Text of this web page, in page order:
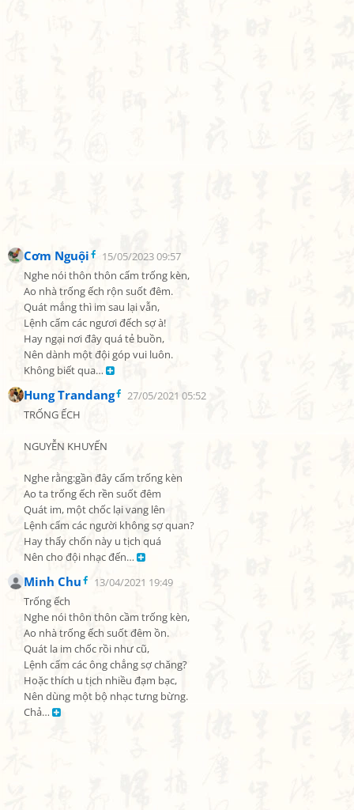
Cơm Nguội
15/05/2023 09:57
Nghe nói thôn thôn cấm trống kèn,
Ao nhà trống ếch rộn suốt đêm.
Quát mắng thì im sau lại vẫn,
Lệnh cấm các ngươi đếch sợ à!
Hay ngại nơi đây quá tẻ buồn,
Nên dành một đội góp vui luôn.
Không biết qua…
Hung Trandang
27/05/2021 05:52
TRỐNG ẾCH
NGUYỄN KHUYẾN
Nghe rằng:gần đây cấm trống kèn
Ao ta trống ếch rền suốt đêm
Quát im, một chốc lại vang lên
Lệnh cấm các người không sợ quan?
Hay thấy chốn này u tịch quá
Nên cho đội nhạc đến…
Minh Chu
13/04/2021 19:49
Trống ếch
Nghe nói thôn thôn cầm trống kèn,
Ao nhà trống ếch suốt đêm ồn.
Quát la im chốc rồi như cũ,
Lệnh cấm các ông chẳng sợ chăng?
Hoặc thích u tịch nhiều đạm bạc,
Nên dùng một bộ nhạc tưng bừng.
Chả…